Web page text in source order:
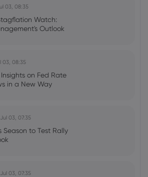
03, 08:35
Watch:
Outlook
03, 08:35
on Fed Rate
in a New Way
03, 07:35
Season to Test Rally
03, 07:35